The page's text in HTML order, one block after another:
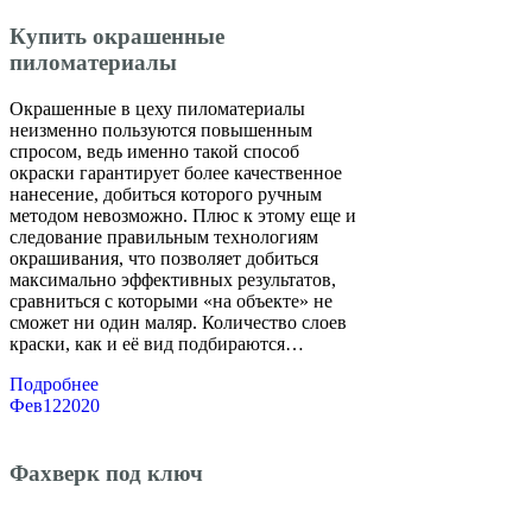
Купить окрашенные
пиломатериалы
Окрашенные в цеху пиломатериалы
неизменно пользуются повышенным
спросом, ведь именно такой способ
окраски гарантирует более качественное
нанесение, добиться которого ручным
методом невозможно. Плюс к этому еще и
следование правильным технологиям
окрашивания, что позволяет добиться
максимально эффективных результатов,
сравниться с которыми «на объекте» не
сможет ни один маляр. Количество слоев
краски, как и её вид подбираются…
Подробнее
Фев122020
Фахверк под ключ